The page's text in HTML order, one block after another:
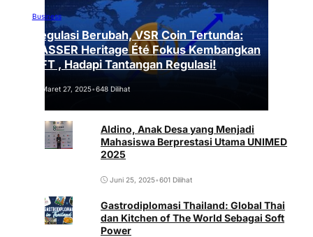
Business
Regulasi Berubah, VSR Coin Tertunda:
VASSER Heritage Été Fokus Kembangkan
NFT , Hadapi Tantangan Regulasi!
Maret 27, 2025•648 Dilihat
Aldino, Anak Desa yang Menjadi
Mahasiswa Berprestasi Utama UNIMED
2025
Juni 25, 2025•601 Dilihat
Gastrodiplomasi Thailand: Global Thai
dan Kitchen of The World Sebagai Soft
Power